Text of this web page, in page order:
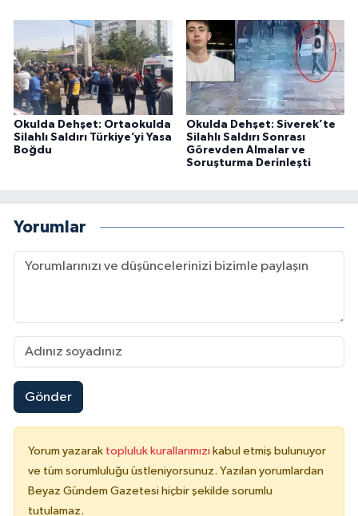
Okulda Dehşet: Ortaokulda
Silahlı Saldırı Türkiye’yi Yasa
Boğdu
Okulda Dehşet: Siverek’te
Silahlı Saldırı Sonrası
Görevden Almalar ve
Soruşturma Derinleşti
Yorumlar
Gönder
Yorum yazarak topluluk kurallarımızı kabul etmiş bulunuyor
ve tüm sorumluluğu üstleniyorsunuz. Yazılan yorumlardan
Beyaz Gündem Gazetesi hiçbir şekilde sorumlu
tutulamaz.